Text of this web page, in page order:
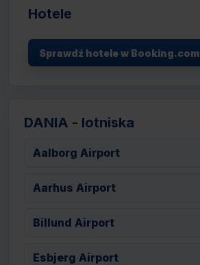
Hotele
Sprawdź hotele w Booking.com
DANIA - lotniska
Aalborg Airport
Aarhus Airport
Billund Airport
Esbjerg Airport